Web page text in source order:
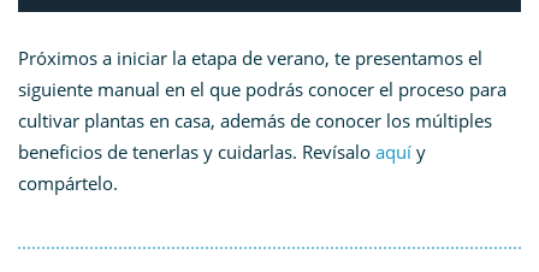
Próximos a iniciar la etapa de verano, te presentamos el
siguiente manual en el que podrás conocer el proceso para
cultivar plantas en casa, además de conocer los múltiples
beneficios de tenerlas y cuidarlas. Revísalo aquí y
compártelo.